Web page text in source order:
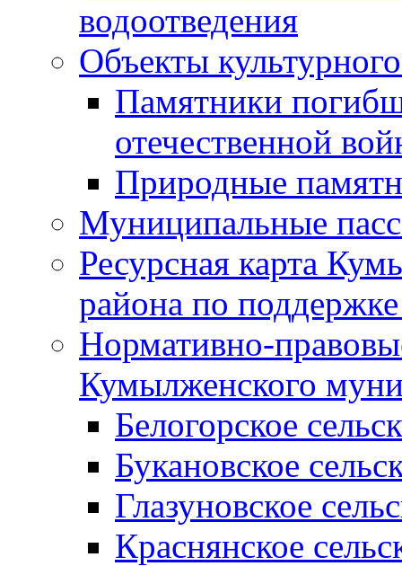
водоотведения
Объекты
Памятники
отечественной
Природные
Муниципальные
Ресурсная карта
района по
Нормативно-
Кумылженского
Белогорское
Букановское
Глазуновское
Краснянское